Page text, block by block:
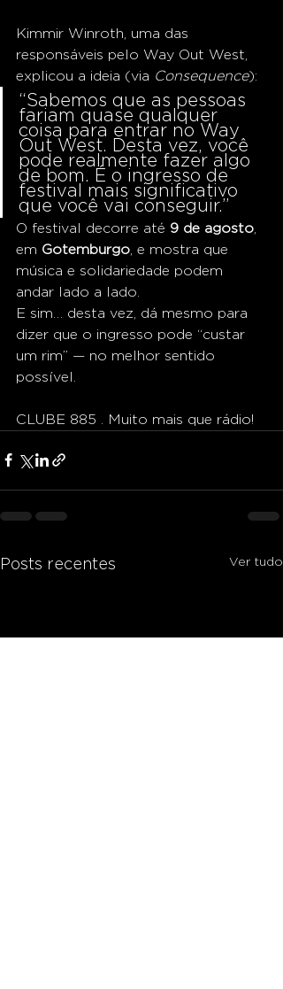
Kimmir Winroth, uma das
responsáveis pelo Way Out West,
explicou a ideia (via Consequence):
“Sabemos que as pessoas
fariam quase qualquer
coisa para entrar no Way
Out West. Desta vez, você
pode realmente fazer algo
de bom. É o ingresso de
festival mais significativo
que você vai conseguir.”
O festival decorre até 9 de agosto
em Gotemburgo , e mostra que
música e solidariedade podem
andar lado a lado.
E sim… desta vez, dá mesmo para
dizer que o ingresso pode “custar
um rim” — no melhor sentido
possível.
CLUBE 885 . Muito mais que rádio!
Posts recentes Ver tudo